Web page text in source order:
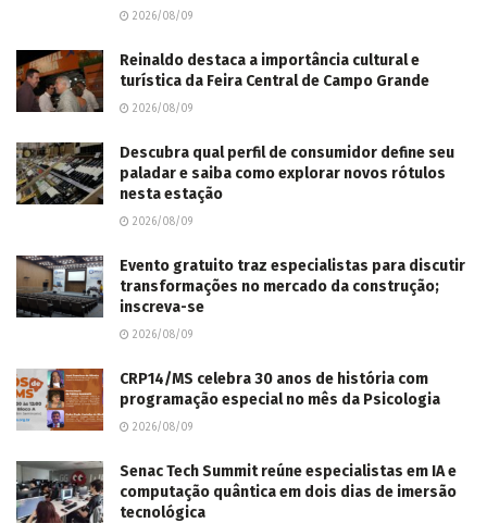
2026/08/09
Reinaldo destaca a importância cultural e
turística da Feira Central de Campo Grande
2026/08/09
Descubra qual perfil de consumidor define seu
paladar e saiba como explorar novos rótulos
nesta estação
2026/08/09
Evento gratuito traz especialistas para discutir
transformações no mercado da construção;
inscreva-se
2026/08/09
CRP14/MS celebra 30 anos de história com
programação especial no mês da Psicologia
2026/08/09
Senac Tech Summit reúne especialistas em IA e
computação quântica em dois dias de imersão
tecnológica